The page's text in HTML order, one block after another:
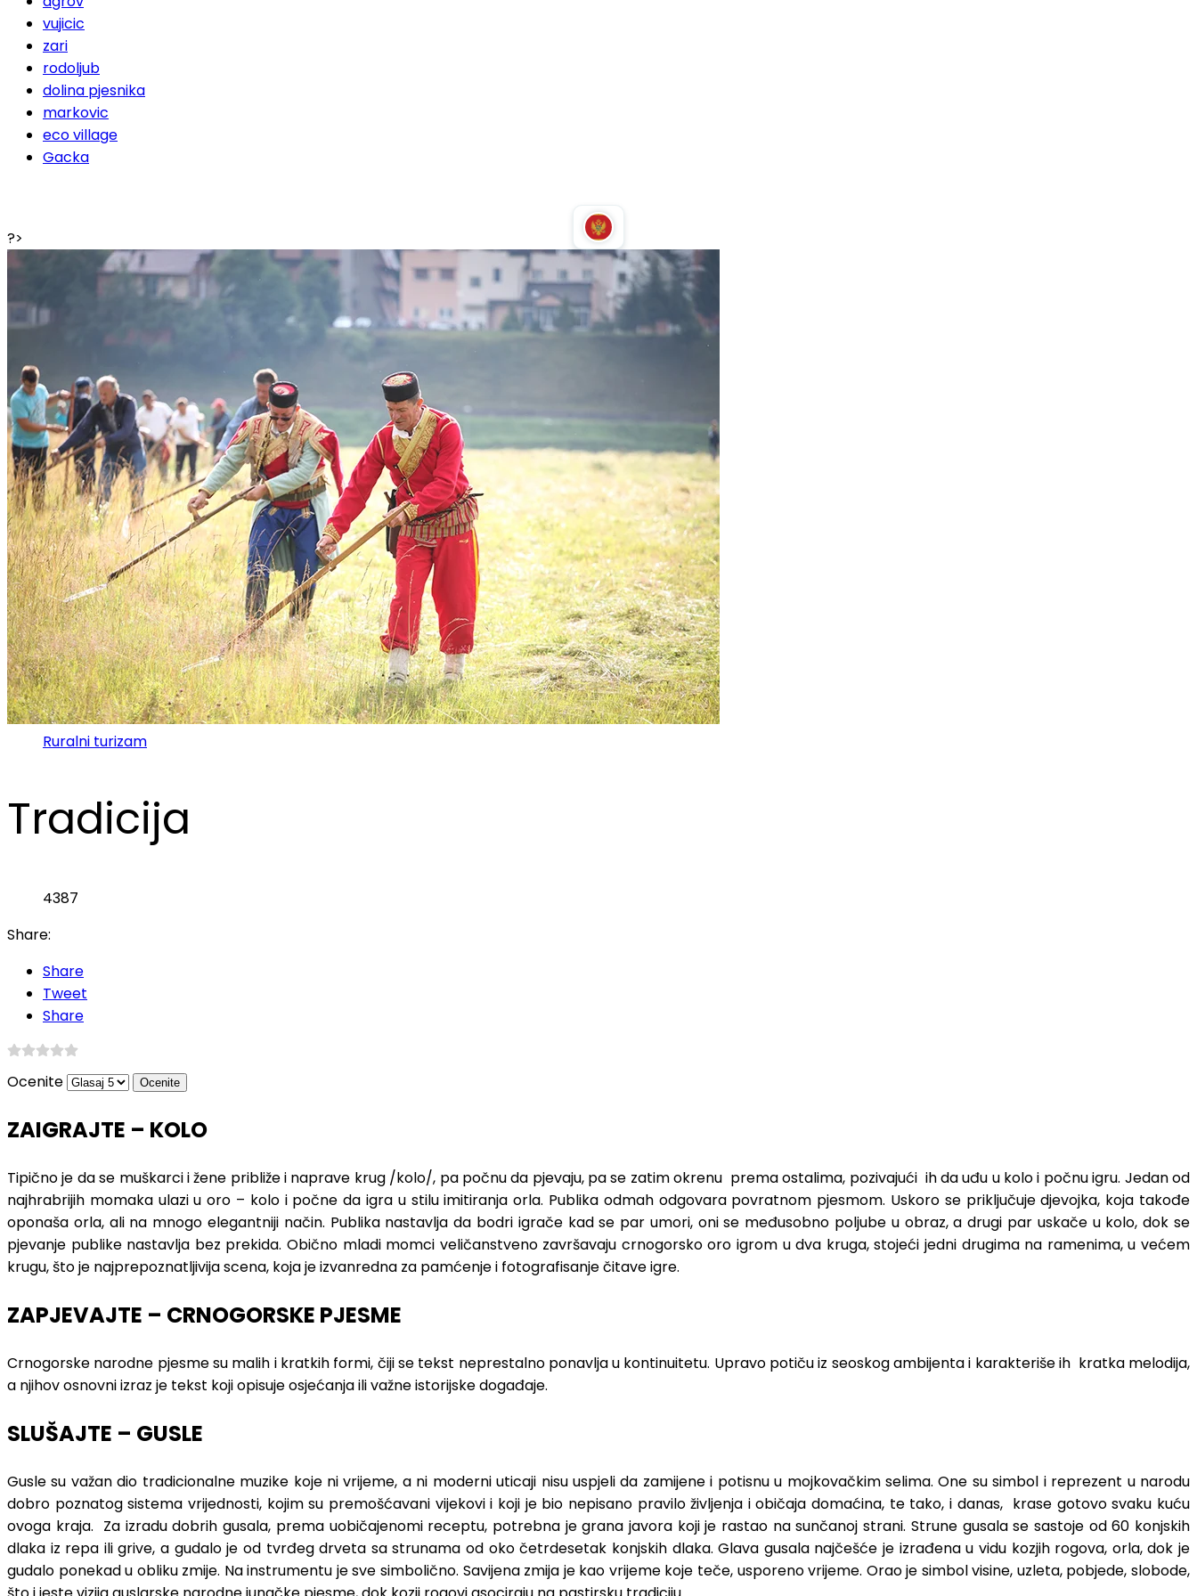
vujicic
zari
rodoljub
dolina pjesnika
markovic
eco village
Gacka
?>
Ruralni turizam
Tradicija
4387
Share:
Share
Tweet
Share
Ocenite
ZAIGRAJTE – KOLO
Tipično je da se muškarci i žene približe i naprave krug /kolo/, pa počnu da pjevaju, pa se zatim okrenu prema ostalima, pozivajući ih da uđu u kolo i počnu igru. Jedan od
najhrabrijih momaka ulazi u oro – kolo i počne da igra u stilu imitiranja orla. Publika odmah odgovara povratnom pjesmom. Uskoro se priključuje djevojka, koja takođe
oponaša orla, ali na mnogo elegantniji način. Publika nastavlja da bodri igrače kad se par umori, oni se međusobno poljube u obraz, a drugi par uskače u kolo, dok se
pjevanje publike nastavlja bez prekida. Obično mladi momci veličanstveno završavaju crnogorsko oro igrom u dva kruga, stojeći jedni drugima na ramenima, u većem
krugu, što je najprepoznatljivija scena, koja je izvanredna za pamćenje i fotografisanje čitave igre.
ZAPJEVAJTE – CRNOGORSKE PJESME
Crnogorske narodne pjesme su malih i kratkih formi, čiji se tekst neprestalno ponavlja u kontinuitetu. Upravo potiču iz seoskog ambijenta i karakteriše ih kratka melodija,
a njihov osnovni izraz je tekst koji opisuje osjećanja ili važne istorijske događaje.
SLUŠAJTE – GUSLE
Gusle su važan dio tradicionalne muzike koje ni vrijeme, a ni moderni uticaji nisu uspjeli da zamijene i potisnu u mojkovačkim selima. One su simbol i reprezent u narodu
dobro poznatog sistema vrijednosti, kojim su premošćavani vijekovi i koji je bio nepisano pravilo življenja i običaja domaćina, te tako, i danas, krase gotovo svaku kuću
ovoga kraja. Za izradu dobrih gusala, prema uobičajenomi receptu, potrebna je grana javora koji je rastao na sunčanoj strani. Strune gusala se sastoje od 60 konjskih
dlaka iz repa ili grive, a gudalo je od tvrđeg drveta sa strunama od oko četrdesetak konjskih dlaka. Glava gusala najčešće je izrađena u vidu kozjih rogova, orla, dok je
gudalo ponekad u obliku zmije. Na instrumentu je sve simbolično. Savijena zmija je kao vrijeme koje teče, usporeno vrijeme. Orao je simbol visine, uzleta, pobjede, slobode,